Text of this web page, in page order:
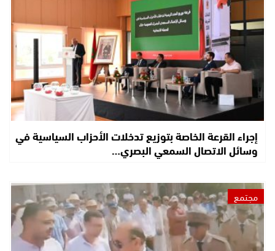
إجراء القرعة الخاصة بتوزيع تدخلات الأحزاب السياسية في
وسائل الاتصال السمعي البصري…
مجتمع